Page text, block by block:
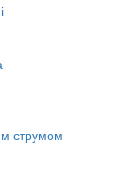
струмом